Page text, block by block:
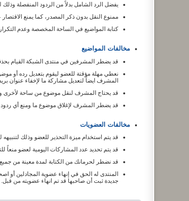
يفضل الرد الشامل بدلاً من الردود المنفصلة وذلك
ممنوع النقل بدون ذكر المصدر، كما يمنع
كتابة المواضيع في الساحة المخصصة وعدم
مخالفات المواضيع
قد يضطر المشرفين في منتدى الشبكة القيام
نعطي مهلة مؤقتة للعضو ليقوم بتعديل رده أو
المشرف ايضاً لتعديل مشاركة ما لإخفاء عنوان
قد يحتاج المشرف لنقل موضوع من ساحة لأخرى
قد يضطر المشرف لإغلاق موضوع ما ومنع أي ردود
مخالفات العضويات
قد يتم استخدام ميزة التحذير للعضو وذلك
قد يتم تحديد عدد المشاركات اليومية لعضو منعاً
قد نضطر لحرمانك من الكتابة لمدة معينة من
المنتدى له الحق في إنهاء عضوية المجادلين
جديدة ثبت أن صاحبها قد تم انهاء عضويته من قبل.